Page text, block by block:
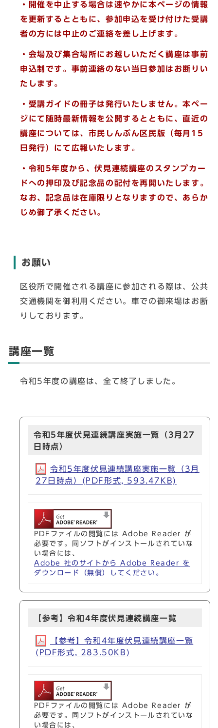
・開催を中止する場合は速やかに本ページの情報
を更新するとともに、参加申込を受け付けた受講
者の方には中止のご連絡を差し上げます。
・会場及び集合場所にお越しいただく講座は事前
申込制です。事前連絡のない当日参加はお断りい
たします。
・受講ガイドの冊子は発行いたしません。本ペー
ジにて随時最新情報を公開するとともに、直近の
講座については、市民しんぶん区民版（毎月15
日発行）にて広報いたします。
・令和5年度から、伏見連続講座のスタンプカー
ドへの押印及び記念品の配付を再開いたします。
なお、記念品は在庫限りとなりますので、あらか
じめ御了承ください。
お願い
区役所で開催される講座に参加される際は、公共
交通機関を御利用ください。車での御来場はお断
りしております。
講座一覧
令和5年度の講座は、全て終了しました。
令和5年度伏見連続講座実施一覧（3月27
日時点）
令和5年度伏見連続講座実施一覧（3月
27日時点）(PDF形式, 593.47KB)
PDFファイルの閲覧には Adobe Reader が
必要です。同ソフトがインストールされていな
い場合には、
Adobe 社のサイトから Adobe Reader を
ダウンロード（無償）してください。
【参考】令和4年度伏見連続講座一覧
【参考】令和4年度伏見連続講座一覧
(PDF形式, 283.50KB)
PDFファイルの閲覧には Adobe Reader が
必要です。同ソフトがインストールされていな
い場合には、